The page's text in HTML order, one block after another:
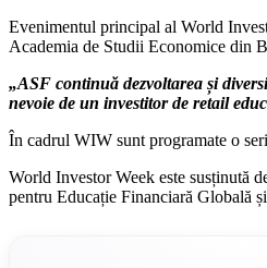
Evenimentul principal al World
Academia de Studii Economice din
„ASF continuă dezvoltarea și
nevoie de un investitor de retail
În cadrul WIW sunt programate o
World Investor Week este susținută
pentru Educație Financiară Globală